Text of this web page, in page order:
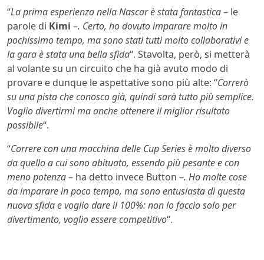
“La prima esperienza nella Nascar è stata fantastica– le
parole di Kimi –. Certo, ho dovuto imparare molto in
pochissimo tempo, ma sono stati tutti molto collaborativi e
la gara è stata una bella sfida“. Stavolta, però, si metterà
al volante su un circuito che ha già avuto modo di
provare e dunque le aspettative sono più alte: “Correrò
su una pista che conosco già, quindi sarà tutto più semplice.
Voglio divertirmi ma anche ottenere il miglior risultato
possibile“.
“Correre con una macchina delle Cup Series è molto diverso
da quello a cui sono abituato, essendo più pesante e con
meno potenza– ha detto invece Button –. Ho molte cose
da imparare in poco tempo, ma sono entusiasta di questa
nuova sfida e voglio dare il 100%: non lo faccio solo per
divertimento, voglio essere competitivo“.